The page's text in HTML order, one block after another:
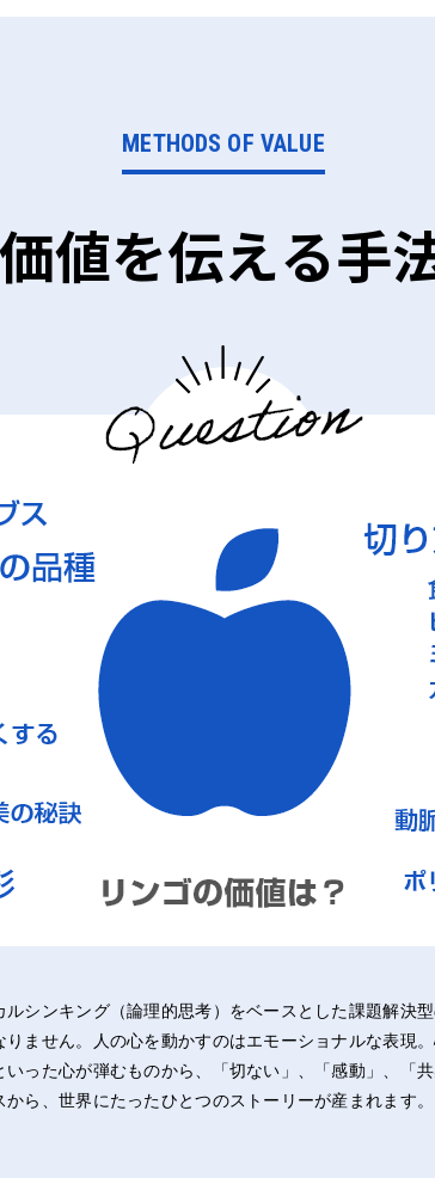
METHODS OF VALUE
価値を伝える手
シンキング（論理的思考）をベースとした課題解決
ません。人の心を動かすのはエモーショナルな表現
った心が弾むものから、「切ない」、「感動」、「
ら、世界にたったひとつのストーリーが産まれます。